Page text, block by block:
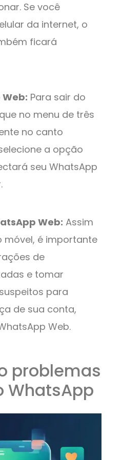
Se você
da internet, o
ficará
Para sair do
no menu de três
no canto
a opção
seu WhatsApp
Web: Assim
é importante
de
e tomar
para
de sua conta,
Web.
problemas
WhatsApp